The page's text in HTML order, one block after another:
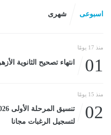
اسبوعى شهرى
منذ 17 يومًا
01 انتهاء تصحيح الثانوية
منذ 15 يومًا
02
لتسجيل الرغبات مجانا